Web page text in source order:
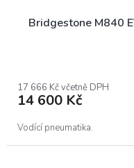
Bridgestone M840
17 666 Kč včetně DPH
14 600 Kč
Vodící pneumatika.